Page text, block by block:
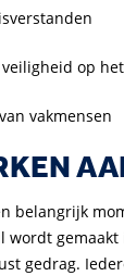
op
vakmensen
belangrijk
wordt
gedrag.